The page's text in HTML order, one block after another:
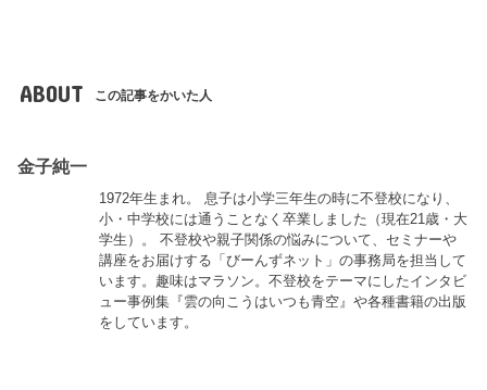
ABOUT この記事をかいた人
金子純一
1972年生まれ。 息子は小学三年生の時に不登校になり、
小・中学校には通うことなく卒業しました（現在21歳・大
学生）。 不登校や親子関係の悩みについて、セミナーや
講座をお届けする「びーんずネット」の事務局を担当して
います。趣味はマラソン。不登校をテーマにしたインタビ
ュー事例集『雲の向こうはいつも青空』や各種書籍の出版
をしています。